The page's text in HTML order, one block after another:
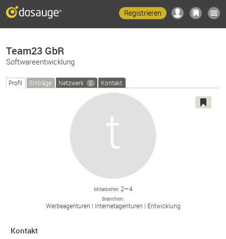
Registrieren
Team23 GbR
Softwareentwicklung
Profil Einträge Netzwerk 2 Kontakt
Mitarbeiter 2—4
Branchen
Werbeagenturen Internetagenturen Entwicklung
Kontakt